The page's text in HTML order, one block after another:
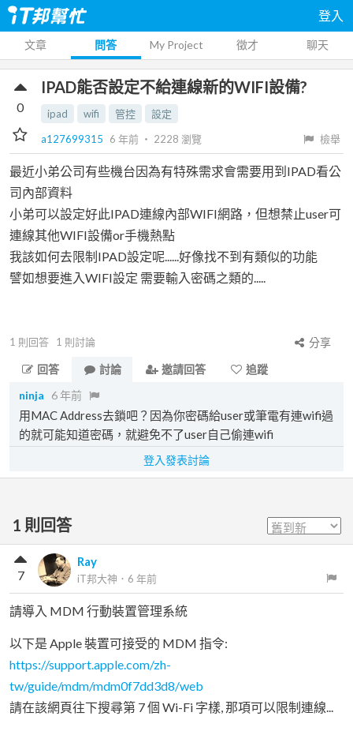
登入
文章 問答 My Project 徵才 聊天
IPAD能否設定不給連線新的WIFI設備?
ipad wifi 管控
設定
a127699315
6 年前 ‧ 2228 瀏覽 檢舉
0
最近小弟公司有些機台因為有特殊需求會需要用到IPAD看公
司內部資料
小弟可以設定好此IPAD連線內部WIFI網路，但想禁止user可
連線其他WIFI設備or手機熱點
我該如何去限制IPAD設定呢......好像找不到有類似的功能
譬如想要進入WIFI設定 需要輸入密碼之類的.....
1 則回答 1 則討論
分享
回答
討論 邀請回答
追蹤
ninja
6 年前
用MAC Address去鎖吧？因為你密碼給user或筆電有連wifi過
的就可能知道密碼，就避免不了user自己偷連wifi
登入發表討論
1 則回答
Ray
iT邦大神 ． 6 年前
7
請導入 MDM 行動裝置管理系統
以下是 Apple 裝置可接受的 MDM 指令:
https://support.apple.com/zh-
tw/guide/mdm/mdm0f7dd3d8/web
請在該網頁往下搜尋第 7 個 Wi-Fi 字樣, 那項可以限制連線...